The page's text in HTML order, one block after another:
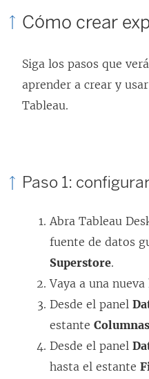
Cómo crear
Siga los pasos que
aprender a crear y
Tableau.
Paso 1:
Abra Tableau
fuente de datos
Superstore.
Vaya a una
Desde el panel
estante Columnas
Desde el panel
hasta el estante